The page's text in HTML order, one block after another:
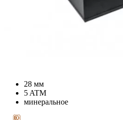
28 мм
5 ATM
минеральное